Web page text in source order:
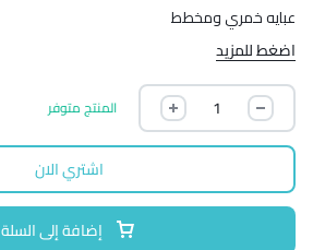
عبايه خمري ومخطط
اضغط للمزيد
المنتج متوفر
إضافة إلى السلة
اشتري الان